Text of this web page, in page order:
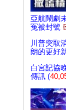
亞航鬧劇
冤被封號
川普突取
朗的更好
白宮記協
傳訊 (